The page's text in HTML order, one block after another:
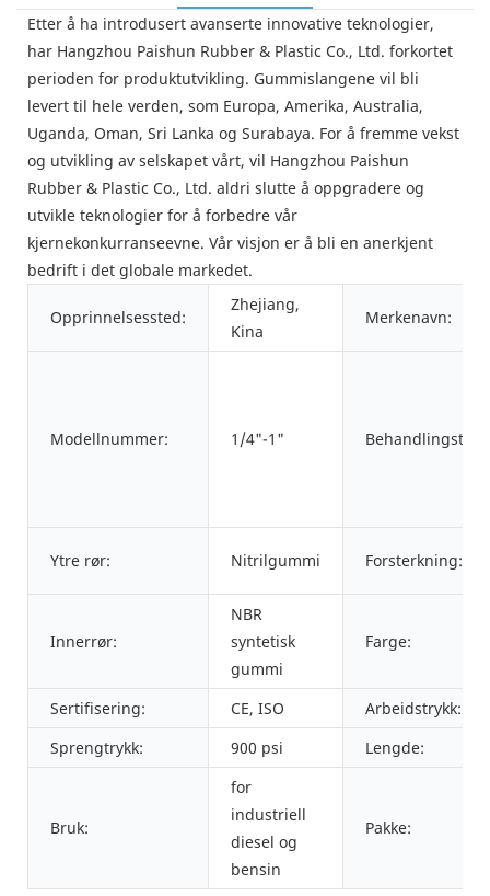
Etter å ha introdusert avanserte innovative teknologier,
har Hangzhou Paishun Rubber & Plastic Co., Ltd. forkortet
perioden for produktutvikling. Gummislangene vil bli
levert til hele verden, som Europa, Amerika, Australia,
Uganda, Oman, Sri Lanka og Surabaya. For å fremme vekst
og utvikling av selskapet vårt, vil Hangzhou Paishun
Rubber & Plastic Co., Ltd. aldri slutte å oppgradere og
utvikle teknologier for å forbedre vår
kjernekonkurranseevne. Vår visjon er å bli en anerkjent
bedrift i det globale markedet.
Opprinnelsessted:
Zhejiang,
Kina
Merkenavn:
Modellnummer: 1/4"-1"
Ytre rør: Nitrilgummi Forsterkning:
Innerrør:
NBR
syntetisk
gummi
Farge:
Sertifisering: CE, ISO
Arbeidstrykk:
Sprengtrykk:
900 psi Lengde:
Bruk:
for
industriell
diesel og
bensin
Pakke: